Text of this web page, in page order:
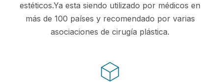
estéticos.Ya esta siendo utilizado por médicos en
más de 100 países y recomendado por varias
asociaciones de cirugía plástica.